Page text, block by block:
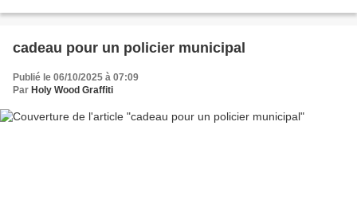
cadeau pour un policier municipal
Publié le 06/10/2025 à 07:09
Par Holy Wood Graffiti